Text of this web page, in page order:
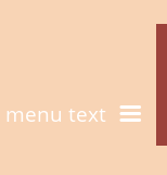
menu text